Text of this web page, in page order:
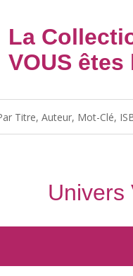
La
VOUS êtes
Univers